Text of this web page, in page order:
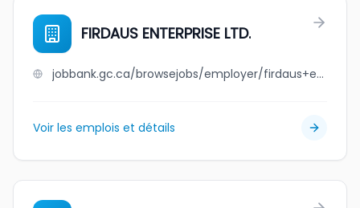
FIRDAUS ENTERPRISE LTD.
jobbank.gc.ca/browsejobs/employer/firdaus+enterprise+ltd./ca
Voir les emplois et détails